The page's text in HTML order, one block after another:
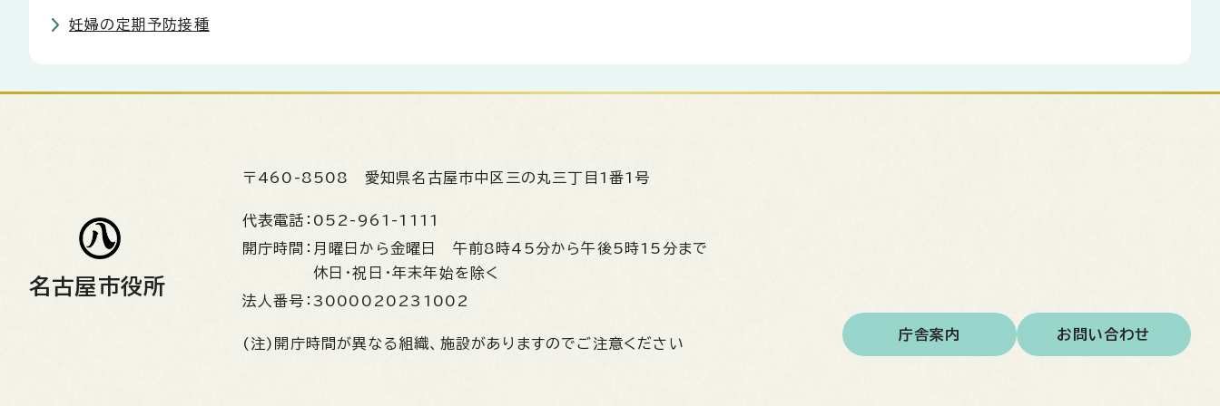
妊婦の定期予防接種
名古屋市役所
〒460-8508 愛知県名古屋市中区三の丸三丁目1番1号
代表電話： 052-961-1111
開庁時間： 月曜日から金曜日 午前8時45分から午後5時15分まで
休日・祝日・年末年始を除く
法人番号： 3000020231002
(注)開庁時間が異なる組織、施設がありますのでご注意ください
庁舎案内 お問い合わせ